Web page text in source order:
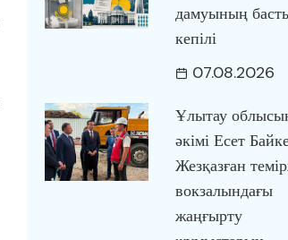
дамуының
кепілі
07.08.2026
Ұлытау
әкімі Есет
Жезқазған
вокзалындағы
жаңғырту